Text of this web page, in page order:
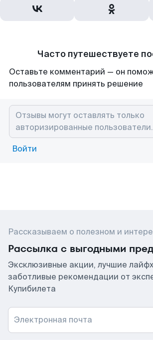
Часто путешествуете
Оставьте комментарий — он
пользователям принять решение
Войти
Рассказываем о полезном и
Рассылка с выгодными
Эксклюзивные акции, лучшие
заботливые рекомендации от
Купибилета
Электронная почта